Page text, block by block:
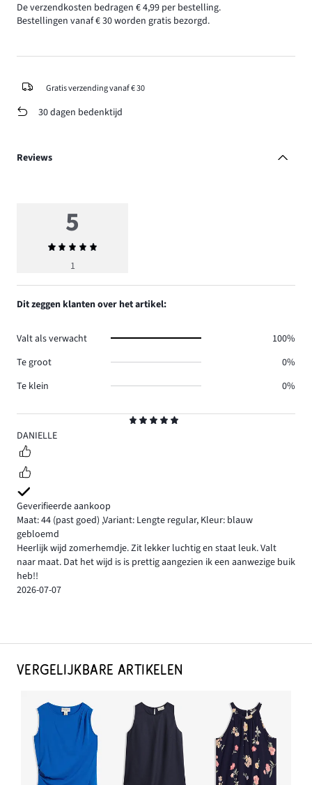
De verzendkosten bedragen € 4,99 per bestelling.
Bestellingen vanaf € 30 worden gratis bezorgd.
Gratis verzending vanaf € 30
30 dagen bedenktijd
Reviews
5
DANIELLE
Geverifieerde aankoop
Maat: 44 (past goed) ,Variant: Lengte regular, Kleur: blauw
gebloemd
Heerlijk wijd zomerhemdje. Zit lekker luchtig en staat leuk. Valt
naar maat. Dat het wijd is is prettig aangezien ik een aanwezige buik
heb!!
2026-07-07
5
Gemiddelde
beoordeling
1
Dit zeggen klanten over het artikel:
Valt als verwacht
100%
Te groot
0%
Te klein
0%
VERGELIJKBARE ARTIKELEN